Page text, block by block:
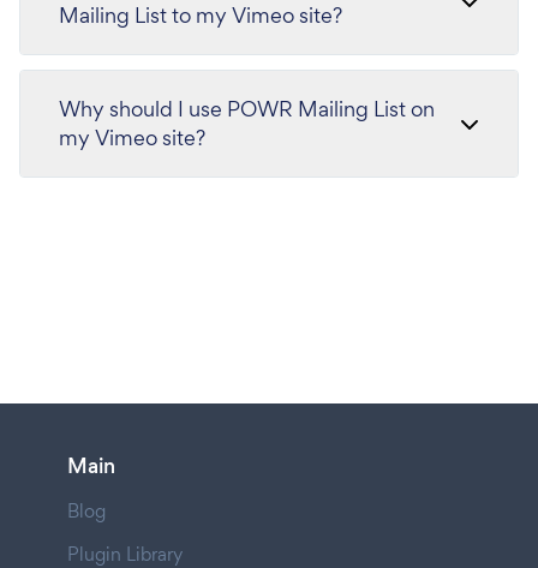
Mailing List to my Vimeo site?
Why should I use POWR Mailing List on
my Vimeo site?
Main
Blog
Plugin Library